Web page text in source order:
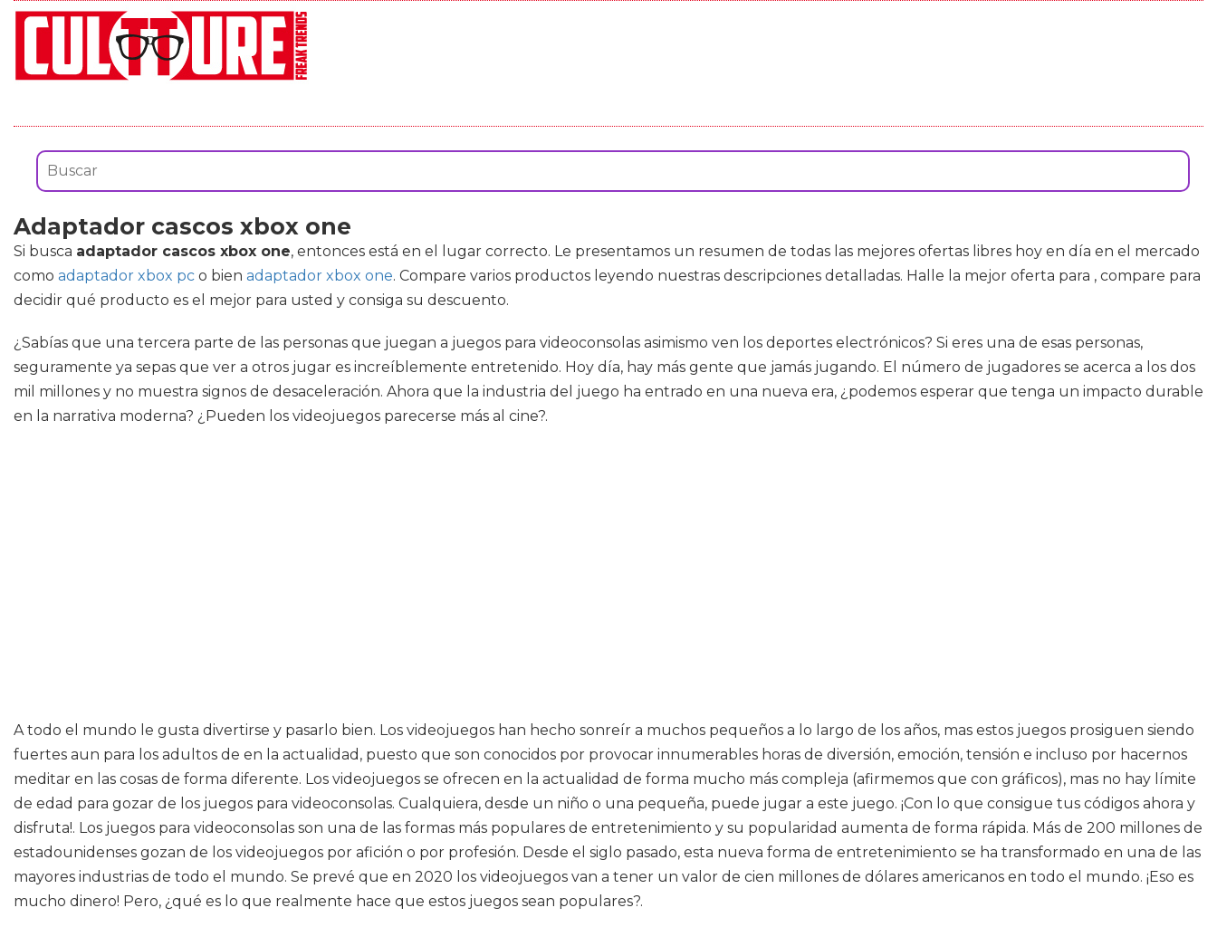
Adaptador cascos xbox one
Si busca adaptador cascos xbox one, entonces está en el lugar correcto. Le presentamos un resumen de todas las mejores ofertas libres hoy en día en el mercado
como adaptador xbox pc o bien adaptador xbox one. Compare varios productos leyendo nuestras descripciones detalladas. Halle la mejor oferta para , compare para
decidir qué producto es el mejor para usted y consiga su descuento.
¿Sabías que una tercera parte de las personas que juegan a juegos para videoconsolas asimismo ven los deportes electrónicos? Si eres una de esas personas,
seguramente ya sepas que ver a otros jugar es increíblemente entretenido. Hoy día, hay más gente que jamás jugando. El número de jugadores se acerca a los dos
mil millones y no muestra signos de desaceleración. Ahora que la industria del juego ha entrado en una nueva era, ¿podemos esperar que tenga un impacto durable
en la narrativa moderna? ¿Pueden los videojuegos parecerse más al cine?.
A todo el mundo le gusta divertirse y pasarlo bien. Los videojuegos han hecho sonreír a muchos pequeños a lo largo de los años, mas estos juegos prosiguen siendo
fuertes aun para los adultos de en la actualidad, puesto que son conocidos por provocar innumerables horas de diversión, emoción, tensión e incluso por hacernos
meditar en las cosas de forma diferente. Los videojuegos se ofrecen en la actualidad de forma mucho más compleja (afirmemos que con gráficos), mas no hay límite
de edad para gozar de los juegos para videoconsolas. Cualquiera, desde un niño o una pequeña, puede jugar a este juego. ¡Con lo que consigue tus códigos ahora y
disfruta!. Los juegos para videoconsolas son una de las formas más populares de entretenimiento y su popularidad aumenta de forma rápida. Más de 200 millones de
estadounidenses gozan de los videojuegos por afición o por profesión. Desde el siglo pasado, esta nueva forma de entretenimiento se ha transformado en una de las
mayores industrias de todo el mundo. Se prevé que en 2020 los videojuegos van a tener un valor de cien millones de dólares americanos en todo el mundo. ¡Eso es
mucho dinero! Pero, ¿qué es lo que realmente hace que estos juegos sean populares?.